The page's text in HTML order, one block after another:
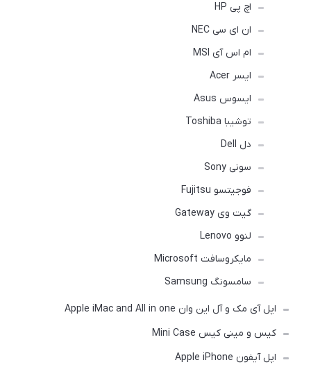
اچ پی HP
ان ای سی NEC
ام اس آی MSI
ایسر Acer
ایسوس Asus
توشیبا Toshiba
دل Dell
سونی Sony
فوجیتسو Fujitsu
گیت وی Gateway
لنوو Lenovo
مایکروسافت Microsoft
سامسونگ Samsung
اپل آی مک و آل این وان Apple iMac and All in one
کیس و مینی کیس Mini Case
اپل آیفون Apple iPhone